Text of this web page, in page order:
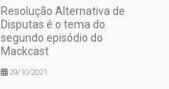
Resolução Alternativa de
Disputas é o tema do
segundo episódio do
Mackcast
29/10/2021